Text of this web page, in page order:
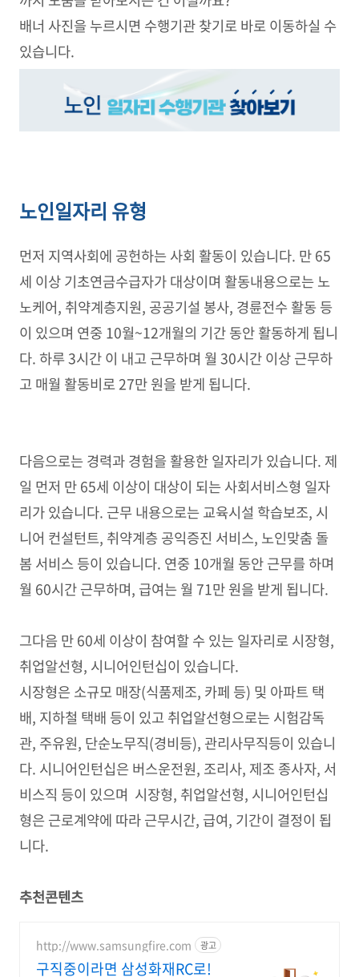
배너 사진을 누르시면 수행기관 찾기로 바로 이동하실 수
있습니다.
노인일자리 유형
먼저 지역사회에 공헌하는 사회 활동이 있습니다. 만 65
세 이상 기초연금수급자가 대상이며 활동내용으로는 노
노케어, 취약계층지원, 공공기설 봉사, 경륜전수 활동 등
이 있으며 연중 10월~12개월의 기간 동안 활동하게 됩니
다. 하루 3시간 이 내고 근무하며 월 30시간 이상 근무하
고 매월 활동비로 27만 원을 받게 됩니다.
다음으로는 경력과 경험을 활용한 일자리가 있습니다. 제
일 먼저 만 65세 이상이 대상이 되는 사회서비스형 일자
리가 있습니다. 근무 내용으로는 교육시설 학습보조, 시
니어 컨설턴트, 취약계층 공익증진 서비스, 노인맞춤 돌
봄 서비스 등이 있습니다. 연중 10개월 동안 근무를 하며
월 60시간 근무하며, 급여는 월 71만 원을 받게 됩니다.
그다음 만 60세 이상이 참여할 수 있는 일자리로 시장형,
취업알선형, 시니어인턴십이 있습니다.
시장형은 소규모 매장(식품제조, 카페 등) 및 아파트 택
배, 지하철 택배 등이 있고 취업알선형으로는 시험감독
관, 주유원, 단순노무직(경비등), 관리사무직등이 있습니
다. 시니어인턴십은 버스운전원, 조리사, 제조 종사자, 서
비스직 등이 있으며 시장형, 취업알선형, 시니어인턴십
형은 근로계약에 따라 근무시간, 급여, 기간이 결정이 됩
니다.
추천콘텐츠
http://www.samsungfire.com 광고
구직중이라면 삼성화재RC로!